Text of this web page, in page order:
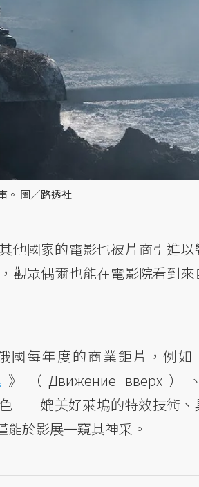
。 圖／路透社
他國家的電影也被片商引進以
觀眾偶爾也能在電影院看到來
國每年度的商業鉅片，例如
》（Движение вверх）
──媲美好萊塢的特效技術、
於影展一窺其神采。